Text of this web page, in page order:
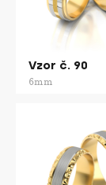
Vzor č. 90
6mm